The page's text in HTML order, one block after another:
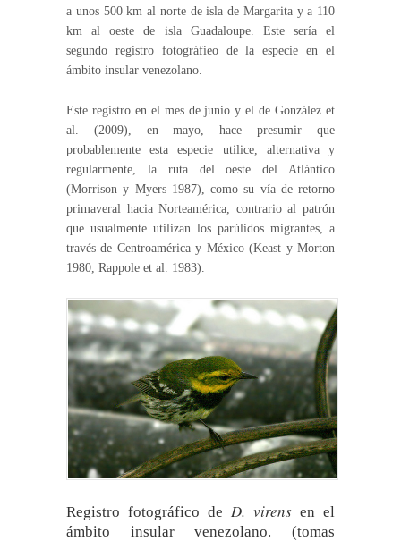
a unos 500 km al norte de isla de Margarita y a 110
km al oeste de isla Guadaloupe. Este sería el
segundo registro fotográfieo de la especie en el
ámbito insular venezolano.
Este registro en el mes de junio y el de González et
al. (2009), en mayo, hace presumir que
probablemente esta especie utilice, alternativa y
regularmente, la ruta del oeste del Atlántico
(Morrison y Myers 1987), como su vía de retorno
primaveral hacia Norteamérica, contrario al patrón
que usualmente utilizan los parúlidos migrantes, a
través de Centroamérica y México (Keast y Morton
1980, Rappole et al. 1983).
Registro fotográfico de D. virens en el
ámbito insular venezolano. (tomas